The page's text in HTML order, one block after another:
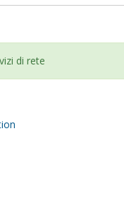
di rete